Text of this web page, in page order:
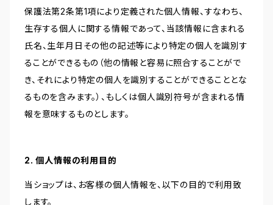
保護法第2条第1項により定義された個人情報、すなわち、
生存する個人に関する情報であって、当該情報に含まれる
氏名、生年月日その他の記述等により特定の個人を識別す
ることができるもの（他の情報と容易に照合することがで
き、それにより特定の個人を識別することができることとな
るものを含みます。）、もしくは個人識別符号が含まれる情
報を意味するものとします。
2. 個人情報の利用目的
当ショップは、お客様の個人情報を、以下の目的で利用致
します。